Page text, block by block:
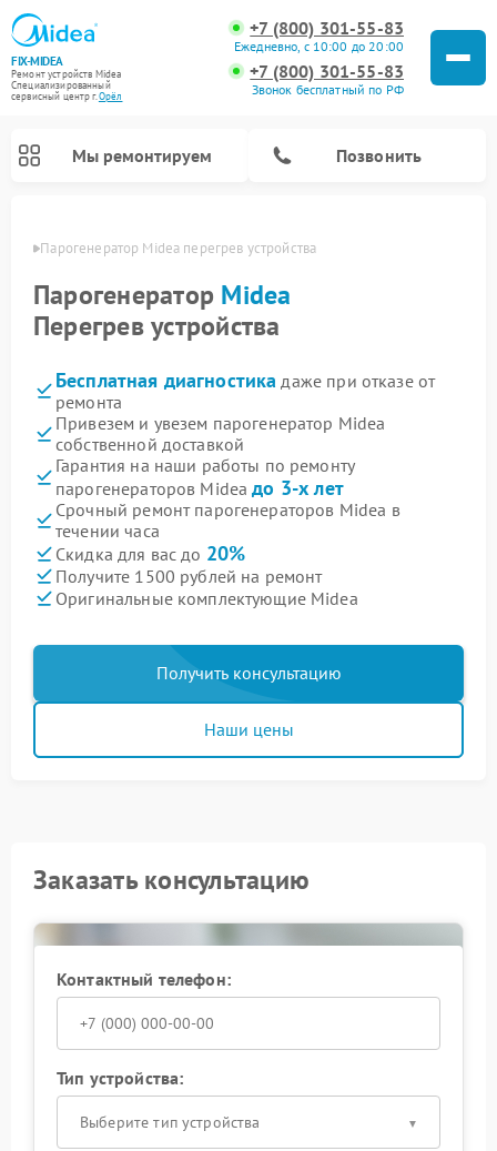
FIX-MIDEA
Ремонт устройств Midea
Специализированный
cервисный центр г.Орёл
+7 (800) 301-55-83
Ежедневно, с 10:00 до 20:00
+7 (800) 301-55-83
Звонок бесплатный по РФ
Мы ремонтируем Позвонить
Парогенератор Midea перегрев устройства
Парогенератор Midea
Перегрев устройства
Бесплатная диагностика даже при отказе от
ремонта
Привезем и увезем парогенератор Midea
собственной доставкой
Гарантия на наши работы по ремонту
парогенераторов Mideaдо 3-х лет
Срочный ремонт парогенераторов Midea в
течении часа
Скидка для вас до 20%
Получите 1500 рублей на ремонт
Оригинальные комплектующие Midea
Получить консультацию
Наши цены
Заказать консультацию
Контактный телефон:
Тип устройства:
Выберите тип устройства